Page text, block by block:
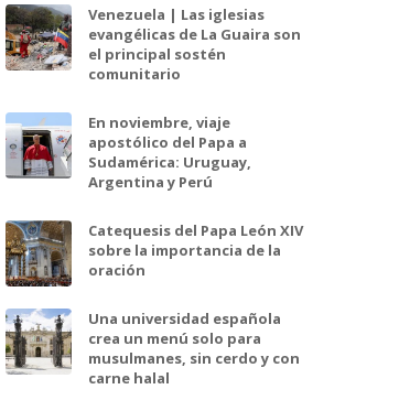
Venezuela | Las iglesias
evangélicas de La Guaira son
el principal sostén
comunitario
En noviembre, viaje
apostólico del Papa a
Sudamérica: Uruguay,
Argentina y Perú
Catequesis del Papa León XIV
sobre la importancia de la
oración
Una universidad española
crea un menú solo para
musulmanes, sin cerdo y con
carne halal